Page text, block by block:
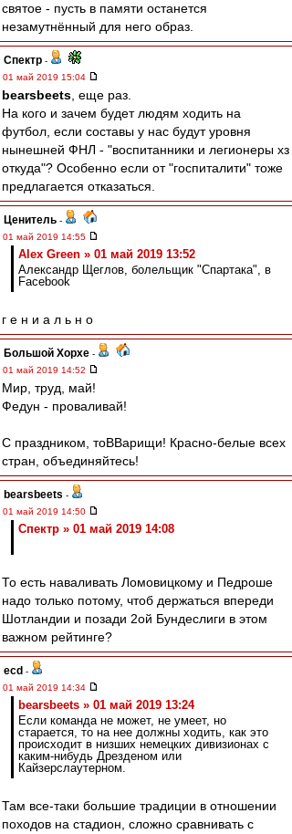
святое - пусть в памяти останется
незамутнённый для него образ.
Спектр -
01 май 2019 15:04
bearsbeets , еще раз.
На кого и зачем будет людям ходить на
футбол, если составы у нас будут уровня
нынешней ФНЛ - "воспитанники и легионеры хз
откуда"? Особенно если от "госпиталити" тоже
предлагается отказаться.
Ценитель -
01 май 2019 14:55
Alex Green » 01 май 2019 13:52
Александр Щеглов, болельщик "Спартака", в
Facebook
г е н и а л ь н о
Большой Хорхе -
01 май 2019 14:52
Мир, труд, май!
Федун - проваливай!
С праздником, тоВВарищи! Красно-белые всех
стран, объединяйтесь!
bearsbeets -
01 май 2019 14:50
Спектр » 01 май 2019 14:08
То есть наваливать Ломовицкому и Педроше
надо только потому, чтоб держаться впереди
Шотландии и позади 2ой Бундеслиги в этом
важном рейтинге?
ecd -
01 май 2019 14:34
bearsbeets » 01 май 2019 13:24
Если команда не может, не умеет, но
старается, то на нее должны ходить, как это
происходит в низших немецких дивизионах с
каким-нибудь Дрезденом или
Кайзерслаутерном.
Там все-таки большие традиции в отношении
походов на стадион, сложно сравнивать с